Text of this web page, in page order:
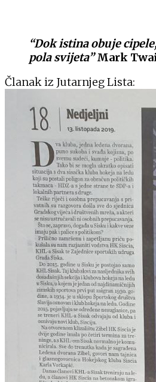
“Dok istina obuje
pola svijeta”Mark
Članak iz Jutarnjeg Lista: